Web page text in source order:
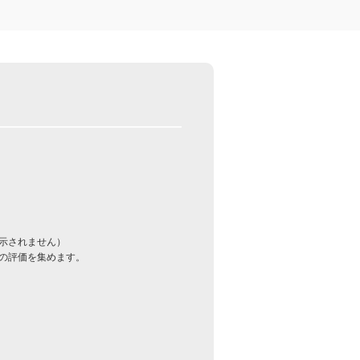
されません）
価を集めます。